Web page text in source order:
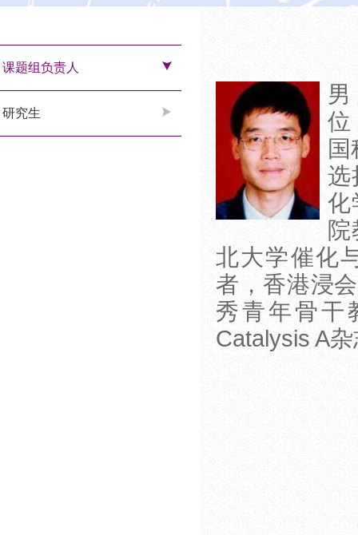
课题组负责人
研究生
男
位
选
化
北大学催化
者，香港浸
秀青年骨干
Catalysis A